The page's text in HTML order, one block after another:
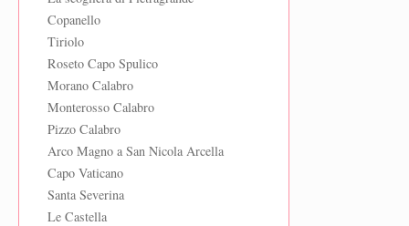
Copanello
Tiriolo
Roseto Capo Spulico
Morano Calabro
Monterosso Calabro
Pizzo Calabro
Arco Magno a San Nicola Arcella
Capo Vaticano
Santa Severina
Le Castella